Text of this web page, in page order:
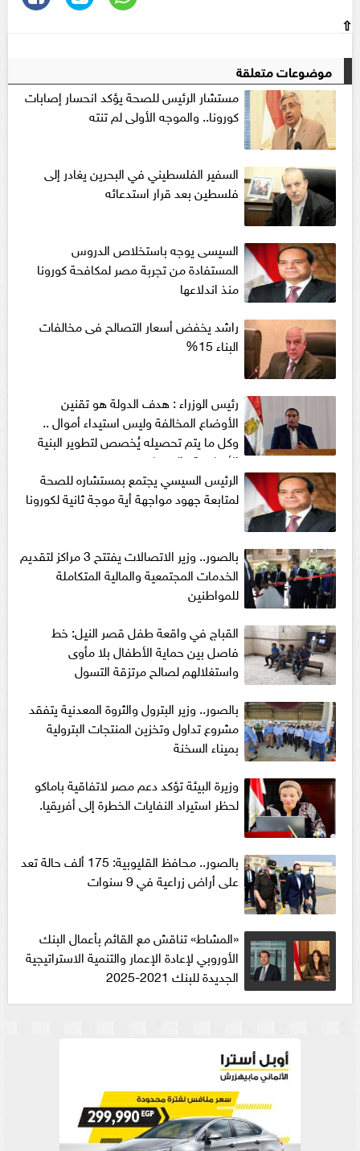
⇧
موضوعات متعلقة
مستشار الرئيس للصحة يؤكد انحسار إصابات
كورونا.. والموجه الأولى لم تنته
السفير الفلسطيني في البحرين يغادر إلى
فلسطين بعد قرار استدعائه
السيسى يوجه باستخلاص الدروس
المستفادة من تجربة مصر لمكافحة كورونا
منذ اندلاعها
راشد يخفض أسعار التصالح فى مخالفات
البناء 15%
رئيس الوزراء : هدف الدولة هو تقنين
الأوضاع المخالفة وليس استيداء أموال ..
وكل ما يتم تحصيله يُخصص لتطوير البنية
الأساسية والخدمات
الرئيس السيسي يجتمع بمستشاره للصحة
لمتابعة جهود مواجهة أية موجة ثانية لكورونا
بالصور.. وزير الاتصالات يفتتح 3 مراكز لتقديم
الخدمات المجتمعية والمالية المتكاملة
للمواطنين
القباج في واقعة طفل قصر النيل: خط
فاصل بين حماية الأطفال بلا مأوى
واستغلالهم لصالح مرتزقة التسول
بالصور.. وزير البترول والثروة المعدنية يتفقد
مشروع تداول وتخزين المنتجات البترولية
بميناء السخنة
وزيرة البيئة تؤكد دعم مصر لاتفاقية باماكو
لحظر استيراد النفايات الخطرة إلى أفريقيا.
بالصور.. محافظ القليوبية: 175 ألف حالة تعد
على أراض زراعية في 9 سنوات
«المشاط» تناقش مع القائم بأعمال البنك
الأوروبي لإعادة الإعمار والتنمية الاستراتيجية
الجديدة للبنك 2021-2025